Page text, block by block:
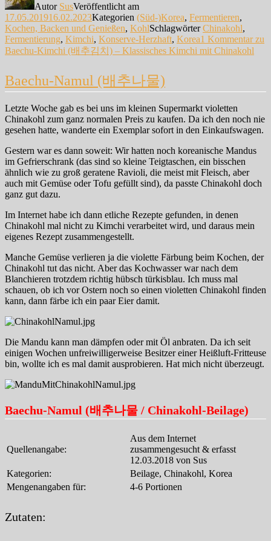
Autor SusVeröffentlicht am
17.05.201916.02.2023Kategorien (Süd-)Korea, Fermentieren,
Kochen, Backen und Genießen, KohlSchlagwörterChinakohl,
Fermentierung, Kimchi, Konserve-Herzhaft, Korea1 Kommentarzu
Baechu-Kimchi (배추김치) – Klassisches Kimchi mit Chinakohl
Baechu-Namul (배추나물)
Letzte Woche gab es bei uns im kleinen Supermarkt violetten
Chinakohl zum ganz normalen Preis zu kaufen. Da ich den noch nie
gesehen hatte, wanderte ein Exemplar sofort in den Einkaufswagen.
Gestern war es dann soweit: Wir hatten noch koreanische Mandus
im Gefrierschrank (das sind so kleine Teigtaschen, ein bisschen
ähnlich wie zu groß geratene Ravioli, die meist mit Fleisch, aber
auch mit Gemüse oder Tofu gefüllt sind), da passte Chinakohl doch
ganz gut dazu.
Im Internet habe ich dann etliche Rezepte gefunden, in denen
Chinakohl mal nicht zu Kimchi verarbeitet wird, und daraus mein
eigenes Rezept zusammengestellt.
Manche Gemüse verlieren ja die violette Färbung beim Kochen, der
Chinakohl tut das nicht. Aber das Kochwasser war nach dem
Blanchieren trotzdem richtig hübsch türkisblau. Ich muss mal
schauen, ob ich vor Ostern noch so einen violetten Chinakohl finden
kann, dann färbe ich ein paar Eier damit.
Die Mandu kann man dämpfen oder mit Öl anbraten. Da ich seit
einigen Wochen unfreiwilligerweise Besitzer einer Heißluft-Fritteuse
bin, wollte ich es mal damit ausprobieren. Hat mich nicht überzeugt.
Baechu-Namul (배추나물 / Chinakohl-Beilage)
Quellenangabe:
Aus dem Internet
zusammengesucht & erfasst
12.03.2018 von Sus
Kategorien:
Beilage, Chinakohl, Korea
Mengenangaben für:
4-6 Portionen
Zutaten: